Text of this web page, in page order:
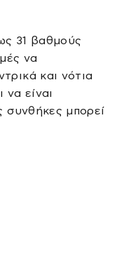
31 βαθμούς
να
και νότια
είναι
συνθήκες μπορεί